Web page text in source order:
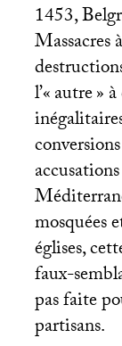
1453,
Massacres
l’«autre»
mosquées
églises,
faux-
pas faite
partisans.